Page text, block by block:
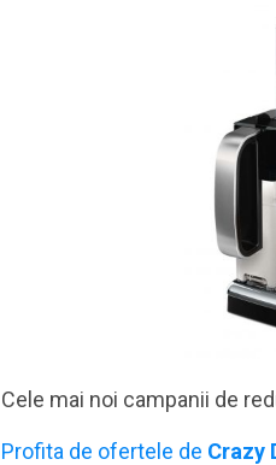
Cele mai noi campanii de
Profita de ofertele de Crazy